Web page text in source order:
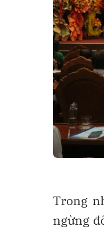
Trong
ngừng